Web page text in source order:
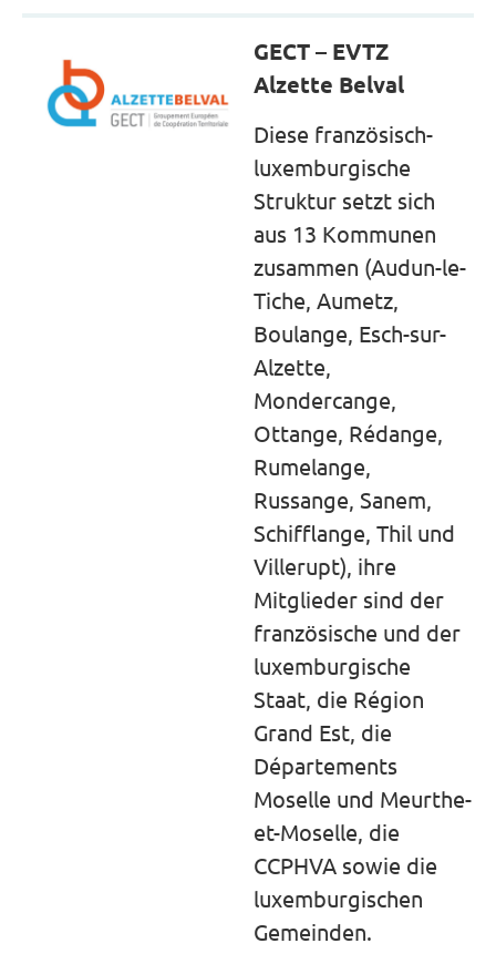
GECT – EVTZ
Alzette Belval
Diese französisch-
luxemburgische
Struktur setzt sich
aus 13 Kommunen
zusammen (Audun-le-
Tiche, Aumetz,
Boulange, Esch-sur-
Alzette,
Mondercange,
Ottange, Rédange,
Rumelange,
Russange, Sanem,
Schifflange, Thil und
Villerupt), ihre
Mitglieder sind der
französische und der
luxemburgische
Staat, die Région
Grand Est, die
Départements
Moselle und Meurthe-
et-Moselle, die
CCPHVA sowie die
luxemburgischen
Gemeinden.